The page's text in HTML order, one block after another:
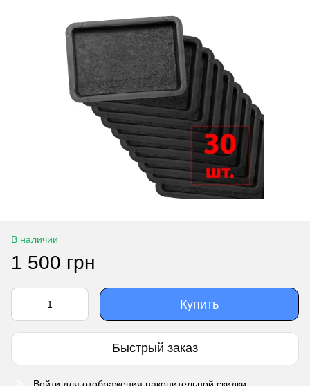
В наличии
1 500 грн
Купить
Быстрый заказ
Войти для отображения накопительной скидки